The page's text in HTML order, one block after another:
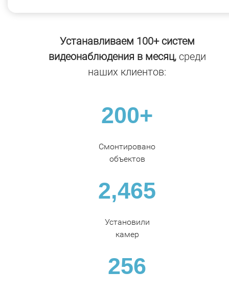
Устанавливаем 100+ систем
видеонаблюдения в месяц,среди
наших клиентов:
200+
Смонтировано
объектов
2,465
Установили
камер
256